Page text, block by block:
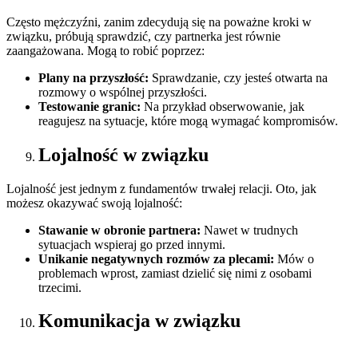
Często mężczyźni, zanim zdecydują się na poważne kroki w
związku, próbują sprawdzić, czy partnerka jest równie
zaangażowana. Mogą to robić poprzez:
Plany na przyszłość: Sprawdzanie, czy jesteś otwarta na
rozmowy o wspólnej przyszłości.
Testowanie granic: Na przykład obserwowanie, jak
reagujesz na sytuacje, które mogą wymagać kompromisów.
Lojalność w związku
Lojalność jest jednym z fundamentów trwałej relacji. Oto, jak
możesz okazywać swoją lojalność:
Stawanie w obronie partnera: Nawet w trudnych
sytuacjach wspieraj go przed innymi.
Unikanie negatywnych rozmów za plecami: Mów o
problemach wprost, zamiast dzielić się nimi z osobami
trzecimi.
Komunikacja w związku